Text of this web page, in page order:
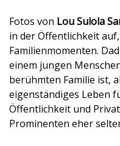
Fotos von Lou Sulola
in der Öffentlichkeit
Familienmomenten.
einem jungen
berühmten Familie ist,
eigenständiges Leben
Öffentlichkeit und
Prominenten eher